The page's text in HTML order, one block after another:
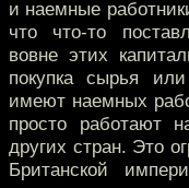
и наемные
что что-то
вовне этих
покупка сырья
имеют наемных
просто работают
других стран. Это
Британской